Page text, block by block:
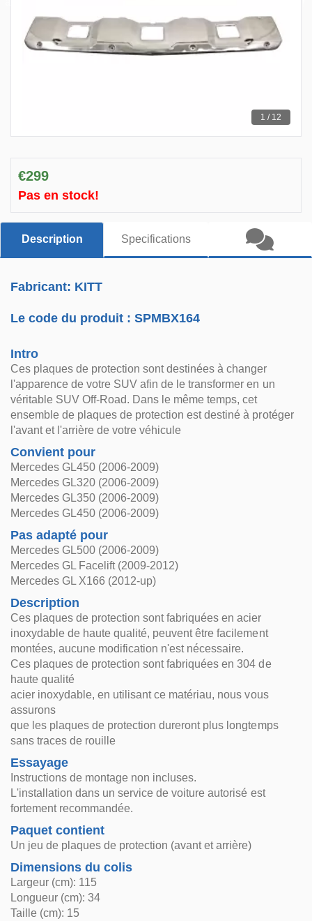
1 / 12
€299
Pas en stock!
Description Specifications
Fabricant: KITT
Le code du produit :SPMBX164
Intro
Ces plaques de protection sont destinées à changer
l'apparence de votre SUV afin de le transformer en un
véritable SUV Off-Road. Dans le même temps, cet
ensemble de plaques de protection est destiné à protéger
l'avant et l'arrière de votre véhicule
Convient pour
Mercedes GL450 (2006-2009)
Mercedes GL320 (2006-2009)
Mercedes GL350 (2006-2009)
Mercedes GL450 (2006-2009)
Pas adapté pour
Mercedes GL500 (2006-2009)
Mercedes GL Facelift (2009-2012)
Mercedes GL X166 (2012-up)
Description
Ces plaques de protection sont fabriquées en acier
inoxydable de haute qualité, peuvent être facilement
montées, aucune modification n'est nécessaire.
Ces plaques de protection sont fabriquées en 304 de
haute qualité
acier inoxydable, en utilisant ce matériau, nous vous
assurons
que les plaques de protection dureront plus longtemps
sans traces de rouille
Essayage
Instructions de montage non incluses.
L'installation dans un service de voiture autorisé est
fortement recommandée.
Paquet contient
Un jeu de plaques de protection (avant et arrière)
Dimensions du colis
Largeur (cm): 115
Longueur (cm): 34
Taille (cm): 15